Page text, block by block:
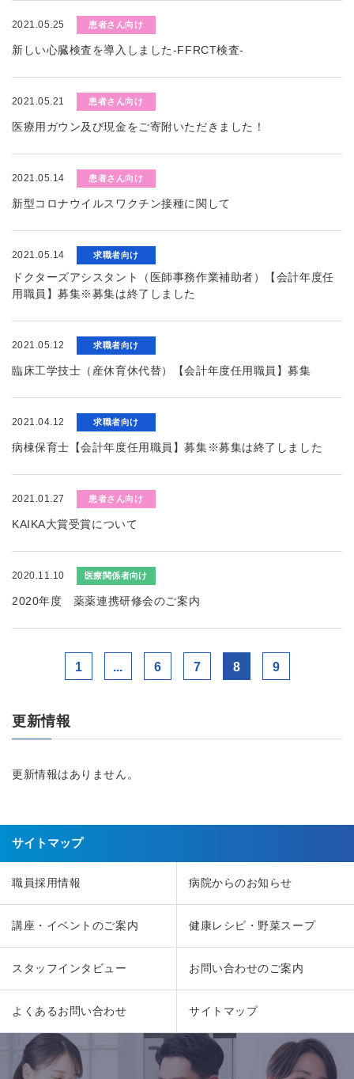
2021.05.25 患者さん向け
新しい心臓検査を導入しました-FFRCT検査-
2021.05.21 患者さん向け
医療用ガウン及び現金をご寄附いただきました！
2021.05.14 患者さん向け
新型コロナウイルスワクチン接種に関して
2021.05.14 求職者向け
ドクターズアシスタント（医師事務作業補助者）【会計年度任
用職員】募集※募集は終了しました
2021.05.12 求職者向け
臨床工学技士（産休育休代替）【会計年度任用職員】募集
2021.04.12 求職者向け
病棟保育士【会計年度任用職員】募集※募集は終了しました
2021.01.27 患者さん向け
KAIKA大賞受賞について
2020.11.10 医療関係者向け
2020年度 薬薬連携研修会のご案内
1 ... 6 7 8 9
更新情報
更新情報はありません。
サイトマップ
職員採用情報 病院からのお知らせ
講座・イベントのご案内 健康レシピ・野菜スープ
スタッフインタビュー お問い合わせのご案内
よくあるお問い合わせ サイトマップ